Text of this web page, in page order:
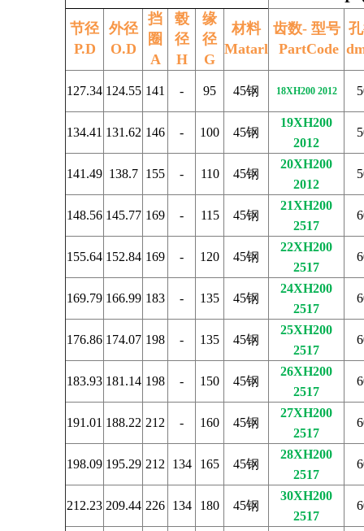
节径
P.D
外径
O.D
挡
圈
A
毂
径
H
缘
径
G
材料
Matarl
齿数- 型号
PartCode
127.34 124.55 141 - 95 45钢 18XH200 2012
134.41 131.62 146 - 100 45钢
19XH200
2012
141.49 138.7 155 - 110 45钢
20XH200
2012
148.56 145.77 169 - 115 45钢
21XH200
2517
155.64 152.84 169 - 120 45钢
22XH200
2517
169.79 166.99 183 - 135 45钢
24XH200
2517
176.86 174.07 198 - 135 45钢
25XH200
2517
183.93 181.14 198 - 150 45钢
26XH200
2517
191.01 188.22 212 - 160 45钢
27XH200
2517
198.09 195.29 212 134 165 45钢
28XH200
2517
212.23 209.44 226 134 180 45钢
30XH200
2517